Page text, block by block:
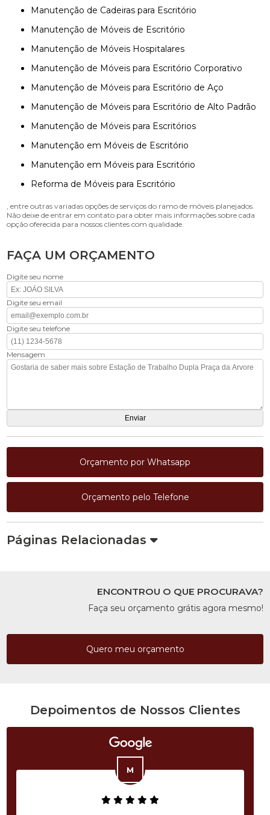
Manutenção de Cadeiras para Escritório
Manutenção de Móveis de Escritório
Manutenção de Móveis Hospitalares
Manutenção de Móveis para Escritório Corporativo
Manutenção de Móveis para Escritório de Aço
Manutenção de Móveis para Escritório de Alto Padrão
Manutenção de Móveis para Escritórios
Manutenção em Móveis de Escritório
Manutenção em Móveis para Escritório
Reforma de Móveis para Escritório
, entre outras variadas opções de serviços do ramo de móveis planejados.
Não deixe de entrar em contato para obter mais informações sobre cada
opção oferecida para nossos clientes com qualidade.
FAÇA UM ORÇAMENTO
Digite seu nome
Digite seu email
Digite seu telefone
Mensagem
Orçamento por Whatsapp
Orçamento pelo Telefone
Páginas Relacionadas
ENCONTROU O QUE PROCURAVA?
Faça seu orçamento grátis agora mesmo!
Quero meu orçamento
Depoimentos de Nossos Clientes